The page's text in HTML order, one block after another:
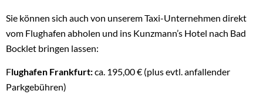
Sie können sich auch von unserem Taxi-Unternehmen direkt
vom Flughafen abholen und ins Kunzmann’s Hotel nach Bad
Bocklet bringen lassen:
Flughafen Frankfurt:ca. 195,00 € (plus evtl. anfallender
Parkgebühren)